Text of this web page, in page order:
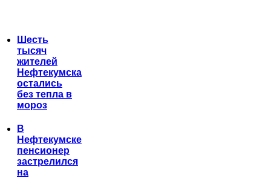
Шесть
тысяч
жителей
Нефтекумска
остались
без тепла в
мороз
В
Нефтекумске
пенсионер
застрелился
на